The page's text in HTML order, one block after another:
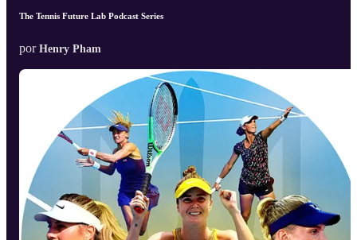
The Tennis Future Lab Podcast Series
por Henry Pham